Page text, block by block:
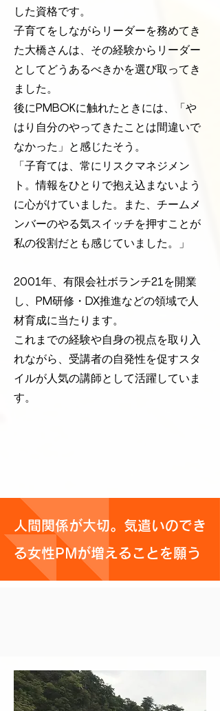
した資格です。
子育てをしながらリーダーを務めてき
た大橋さんは、その経験からリーダー
としてどうあるべきかを選び取ってき
ました。
後にPMBOKに触れたときには、「や
はり自分のやってきたことは間違いで
なかった」と感じたそう。
「子育ては、常にリスクマネジメン
ト。情報をひとりで抱え込まないよう
に心がけていました。また、チームメ
ンバーのやる気スイッチを押すことが
私の役割だとも感じていました。」
2001年、有限会社ボランチ21を開業
し、PM研修・DX推進などの領域で人
材育成に当たります。
これまでの経験や自身の視点を取り入
れながら、受講者の自発性を促すスタ
イルが人気の講師として活躍していま
す。
人間関係が大切。気遣いのでき
る女性PMが増えることを願う